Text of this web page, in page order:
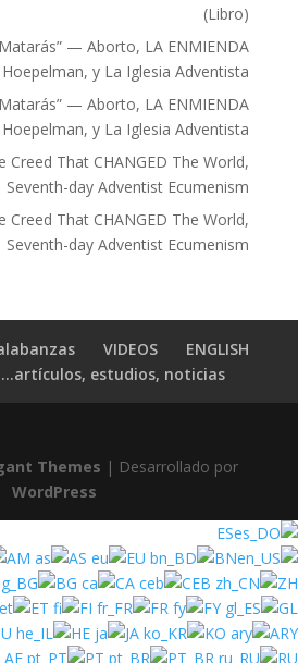
(Libro)
— Aborto, LA ENMIENDA
Hoepelman, y La Iglesia Adventista
— Aborto, LA ENMIENDA
Hoepelman, y La Iglesia Adventista
Creed That CHANGED The World,
Seventh-day Adventist Ecumenism
Creed That CHANGED The World,
Seventh-day Adventist Ecumenism
ENGLISH
VIDEOS
artículos, estudios, noticias…
Themes | Desarrollado por
WordPress
ES
AM AS EU
BN
BG CA CEB
ZH
ET FI FR FY
GL
HE JA KO
ARY
PT PT_BR RU